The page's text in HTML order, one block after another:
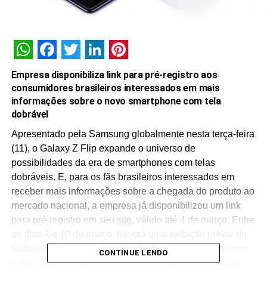
WhatsApp
Facebook
Twitter
LinkedIn
Pinterest
Empresa disponibiliza link para pré-registro aos
consumidores brasileiros interessados em mais
informações sobre o novo smartphone com tela
dobrável
Apresentado pela Samsung globalmente nesta terça-feira
(11), o Galaxy Z Flip expande o universo de
possibilidades da era de smartphones com telas
dobráveis. E, para os fãs brasileiros interessados em
receber mais informações sobre a chegada do produto ao
mercado nacional, a empresa já disponibilizou um link
para pré-registro em seu site, válido até 4 de março. Entre
Galaxy Z Flip em algumas lojas selecionadas, enquanto
o início das vendas no País será em 11 de março, com
CONTINUE LENDO